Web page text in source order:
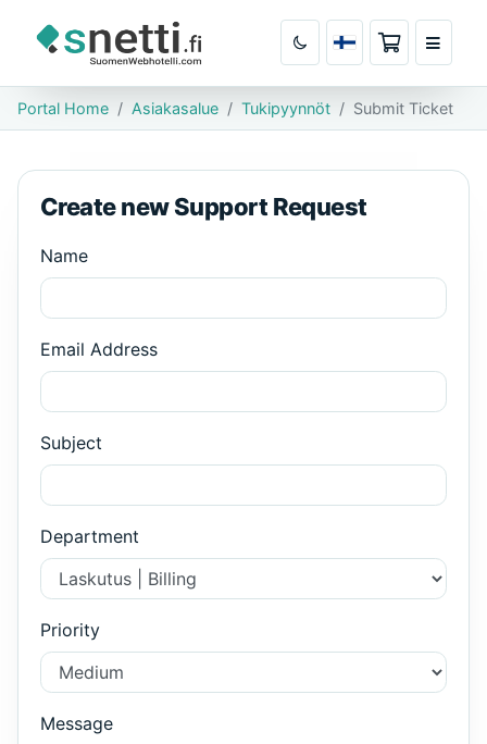
Ostoskori
Portal Home Asiakasalue Tukipyynnöt Submit Ticket
Create new Support Request
Name
Email Address
Subject
Department
Priority
Message